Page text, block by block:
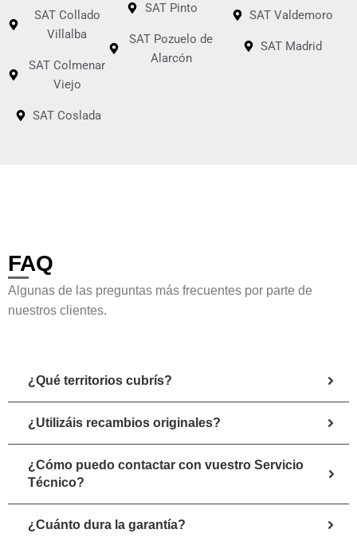
SAT Collado
Villalba
SAT Colmenar
Viejo
SAT Coslada
SAT Pinto
SAT Pozuelo de
Alarcón
SAT Valdemoro
SAT Madrid
FAQ
Algunas de las preguntas más frecuentes por parte de
nuestros clientes.
¿Qué territorios cubrís?
¿Utilizáis recambios originales?
¿Cómo puedo contactar con vuestro Servicio
Técnico?
¿Cuánto dura la garantía?